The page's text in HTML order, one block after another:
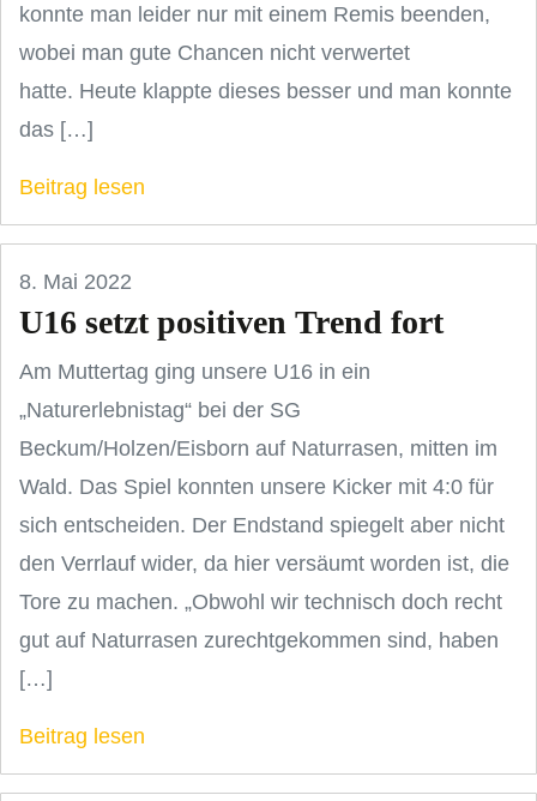
konnte man leider nur mit einem Remis beenden,
wobei man gute Chancen nicht verwertet
hatte. Heute klappte dieses besser und man konnte
das […]
Beitrag lesen
8. Mai 2022
U16 setzt positiven Trend fort
Am Muttertag ging unsere U16 in ein
„Naturerlebnistag“ bei der SG
Beckum/Holzen/Eisborn auf Naturrasen, mitten im
Wald. Das Spiel konnten unsere Kicker mit 4:0 für
sich entscheiden. Der Endstand spiegelt aber nicht
den Verrlauf wider, da hier versäumt worden ist, die
Tore zu machen. „Obwohl wir technisch doch recht
gut auf Naturrasen zurechtgekommen sind, haben
[…]
Beitrag lesen